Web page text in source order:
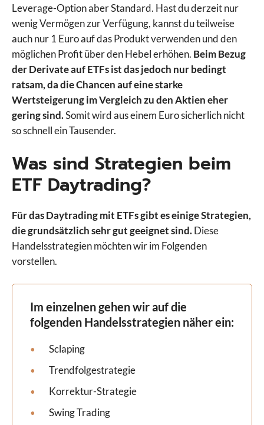
Leverage-Option aber Standard. Hast du derzeit nur
wenig Vermögen zur Verfügung, kannst du teilweise
auch nur 1 Euro auf das Produkt verwenden und den
möglichen Profit über den Hebel erhöhen. Beim Bezug
der Derivate auf ETFs ist das jedoch nur bedingt
ratsam, da die Chancen auf eine starke
Wertsteigerung im Vergleich zu den Aktien eher
gering sind.Somit wird aus einem Euro sicherlich nicht
so schnell ein Tausender.
Was sind Strategien beim
ETF Daytrading?
Für das Daytrading mit ETFs gibt es einige Strategien,
die grundsätzlich sehr gut geeignet sind.Diese
Handelsstrategien möchten wir im Folgenden
vorstellen.
Im einzelnen gehen wir auf die
folgenden Handelsstrategien näher ein:
Sclaping
Trendfolgestrategie
Korrektur-Strategie
Swing Trading